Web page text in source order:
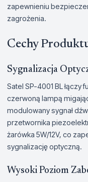
zapewnieniu
zagrożenia.
Cechy
Sygnalizacja
Satel SP-4001 BL łączy
czerwoną lampą
modulowany sygnał
przetwornika
żarówka 5W/12V, co
sygnalizację optyczną.
Wysoki Poziom